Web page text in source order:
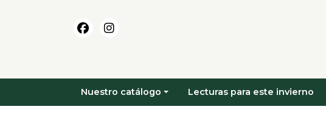
Nuestro catálogo Lecturas para este invierno